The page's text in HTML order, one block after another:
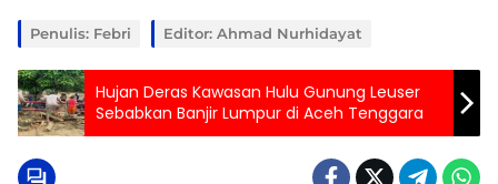
Penulis: Febri Editor: Ahmad Nurhidayat
Hujan Deras Kawasan Hulu Gunung Leuser
Sebabkan Banjir Lumpur di Aceh Tenggara